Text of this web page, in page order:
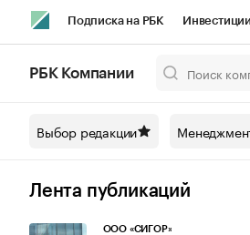
Подписка на РБК Инвестиции
Спецпроекты СПб
Технологии и медиа
РБК Компании
Выбор редакции
Лента публикаций
ООО «СИГОР»